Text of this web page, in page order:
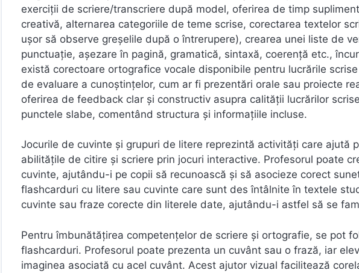
exerciții de scriere/transcriere după model, oferirea de timp
creativă, alternarea categoriile de teme scrise, corectarea textelor
ușor să observe greșelile după o întrerupere), crearea unei liste de
punctuație, așezare în pagină, gramatică, sintaxă, coerență etc.,
există corectoare ortografice vocale disponibile pentru lucrările
de evaluare a cunoștințelor, cum ar fi prezentări orale sau proiecte
oferirea de feedback clar și constructiv asupra calității lucrărilor
punctele slabe, comentând structura și informațiile incluse.
Jocurile de cuvinte și grupuri de litere reprezintă activități care ajută
abilitățile de citire și scriere prin jocuri interactive. Profesorul poate
cuvinte, ajutându-i pe copii să recunoască și să asocieze corect
flashcarduri cu litere sau cuvinte care sunt des întâlnite în textele
cuvinte sau fraze corecte din literele date, ajutându-i astfel să se
Pentru îmbunătățirea competențelor de scriere și ortografie, se pot
flashcarduri. Profesorul poate prezenta un cuvânt sau o frază, iar
imaginea asociată cu acel cuvânt. Acest ajutor vizual facilitează